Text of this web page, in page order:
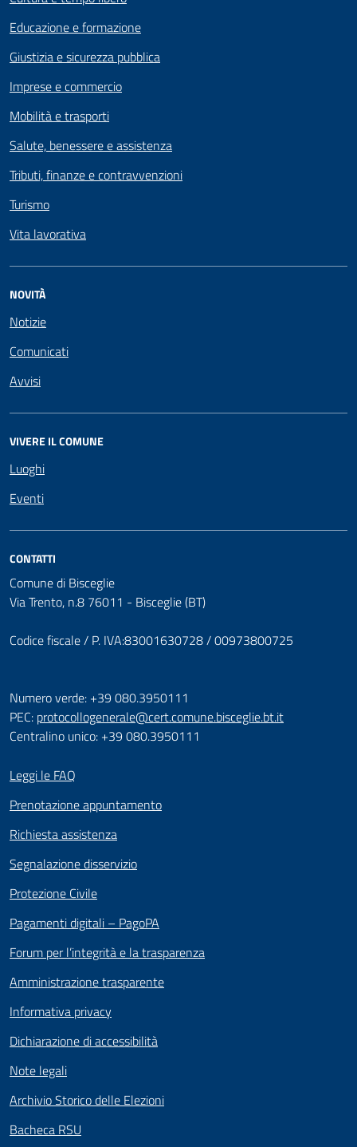
Educazione e formazione
Giustizia e sicurezza pubblica
Imprese e commercio
Mobilità e trasporti
Salute, benessere e assistenza
Tributi, finanze e contravvenzioni
Turismo
Vita lavorativa
NOVITÀ
Notizie
Comunicati
Avvisi
VIVERE IL COMUNE
Luoghi
Eventi
CONTATTI
Comune di Bisceglie
Via Trento, n.8 76011 - Bisceglie (BT)
Codice fiscale / P. IVA:83001630728 / 00973800725
Numero verde: +39 080.3950111
PEC: protocollogenerale@cert.comune.bisceglie.bt.it
Centralino unico: +39 080.3950111
Leggi le FAQ
Prenotazione appuntamento
Richiesta assistenza
Segnalazione disservizio
Protezione Civile
Pagamenti digitali – PagoPA
Forum per l’integrità e la trasparenza
Amministrazione trasparente
Informativa privacy
Dichiarazione di accessibilità
Note legali
Archivio Storico delle Elezioni
Bacheca RSU